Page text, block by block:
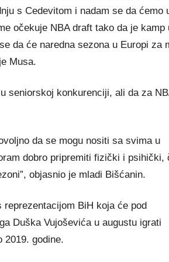
s Cedevitom i nadam se da ćemo
očekuje NBA draft tako da je kamp
da će naredna sezona u Europi za
Musa.
seniorskoj konkurenciji, ali da za
da se mogu nositi sa svima u
dobro pripremiti fizički i psihički,
objasnio je mladi Bišćanin.
BiH koja će pod
Duška Vujoševića u augustu igrati
godine.